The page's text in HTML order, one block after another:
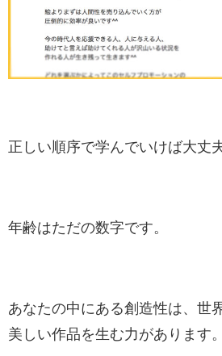
正しい順序で学んでいけば大丈夫
年齢はただの数字です。
あなたの中にある創造性は、世
美しい作品を生む力があります。